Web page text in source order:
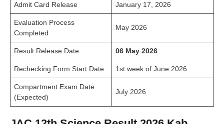
Admit Card Release January 17, 2026
Evaluation Process
Completed
May 2026
Result Release Date 06 May 2026
Rechecking Form Start Date 1st week of June 2026
Compartment Exam Date
(Expected)
July 2026